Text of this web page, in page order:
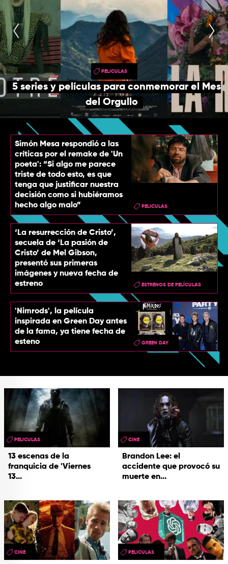
TOP
QUIÉNES SOMOS
CONTACTO
PELICULAS
5 series y películas para conmemorar el Mes
del Orgullo
Simón Mesa respondió a las
críticas por el remake de 'Un
poeta': “Si algo me parece
triste de todo esto, es que
tenga que justificar nuestra
decisión como si hubiéramos
hecho algo malo”
PELICULAS
‘La resurrección de Cristo’,
secuela de ‘La pasión de
Cristo’ de Mel Gibson,
presentó sus primeras
imágenes y nueva fecha de
estreno
ESTRENOS DE PELÍCULAS
'Nimrods', la película
inspirada en Green Day antes
de la fama, ya tiene fecha de
esteno
GREEN DAY
13 escenas de la
franquicia de 'Viernes
13...
PELICULAS
Brandon Lee: el
accidente que provocó su
muerte en...
CINE
CINE PELICULAS